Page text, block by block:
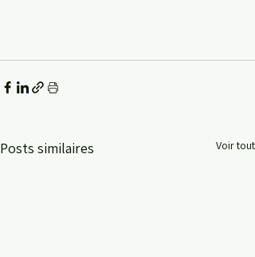
Posts similaires Voir tout